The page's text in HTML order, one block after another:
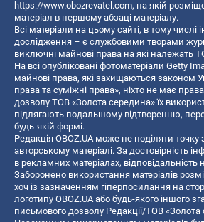
https://www.obozrevatel.com, на якій
матеріал в першому абзаці матеріалу.
Всі матеріали на цьому сайті, в тому числі
дослідження – є службовими творами
виключні майнові права на які належать
На всі опубліковані фотоматеріали Getty
майнові права, які захищаються законом
права та суміжні права», ніхто не має
дозволу ТОВ «Золота середина» їх
підлягають подальшому відтворенню,
будь-якій формі.
Редакція OBOZ.UA може не поділяти точку
авторському матеріалі. За достовірність
в рекламних матеріалах,
Заборонено використання матеріалів
хоч із зазначенням гіперпосилання на
логотипу OBOZ.UA або будь-якого іншого
письмового дозволу Редакції/ТОВ «Золота